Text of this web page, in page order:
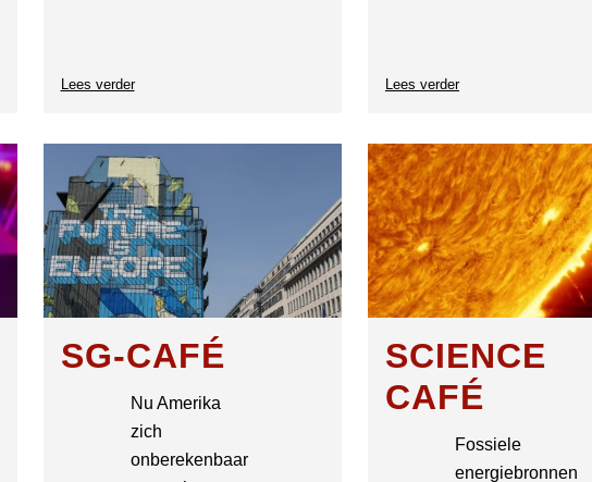
Lees verderover
Lees verderover
SG-CAFÉ
Nu Amerika
zich
onberekenbaar
SCIENCE
CAFÉ
Fossiele
energiebronnen